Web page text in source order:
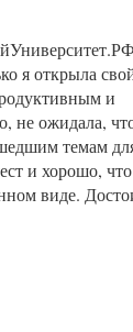
я открыла
и
не ожидала,
темам
и хорошо, что
виде.